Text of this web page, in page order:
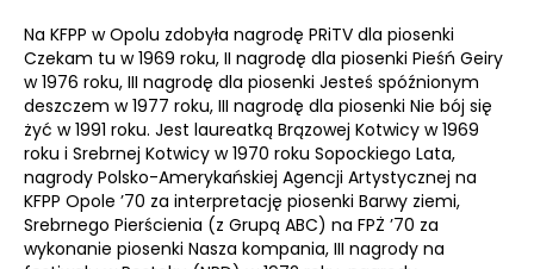
Na KFPP w Opolu zdobyła nagrodę PRiTV dla piosenki
Czekam tu w 1969 roku, II nagrodę dla piosenki Pieśń Geiry
w 1976 roku, III nagrodę dla piosenki Jesteś spóźnionym
deszczem w 1977 roku, III nagrodę dla piosenki Nie bój się
żyć w 1991 roku. Jest laureatką Brązowej Kotwicy w 1969
roku i Srebrnej Kotwicy w 1970 roku Sopockiego Lata,
nagrody Polsko-Amerykańskiej Agencji Artystycznej na
KFPP Opole ’70 za interpretację piosenki Barwy ziemi,
Srebrnego Pierścienia (z Grupą ABC) na FPŻ ’70 za
wykonanie piosenki Nasza kompania, III nagrody na